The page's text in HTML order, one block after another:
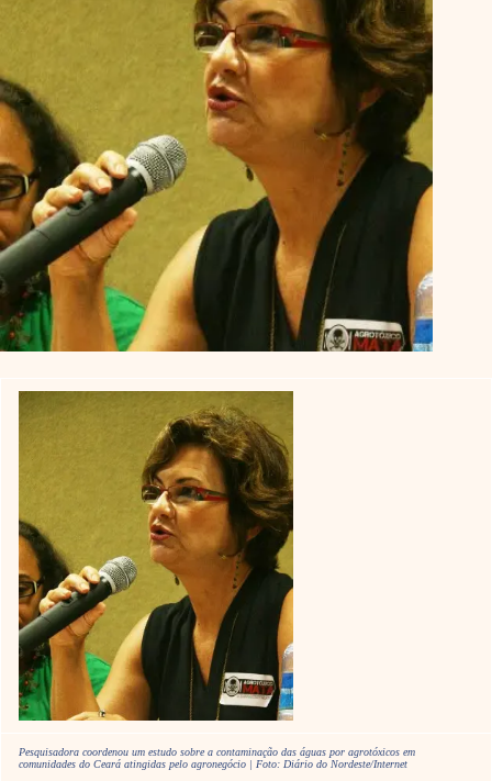
Pesquisadora coordenou um estudo sobre a contaminação das águas por agrotóxicos em
comunidades do Ceará atingidas pelo agronegócio | Foto: Diário do Nordeste/Internet